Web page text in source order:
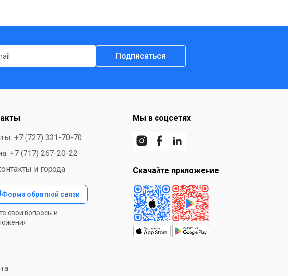
Подписаться
+7 (727) 331-70-70
+7 (717) 267-20-22
и города
Форма обратной связи
свои вопросы и
Мы в соцсетях
Скачайте приложение